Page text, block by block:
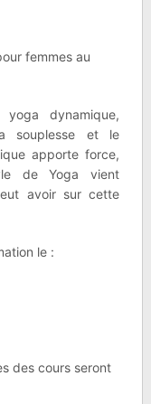
femmes au
dynamique,
souplesse et le
apporte force,
de Yoga vient
avoir sur cette
le :
des cours seront